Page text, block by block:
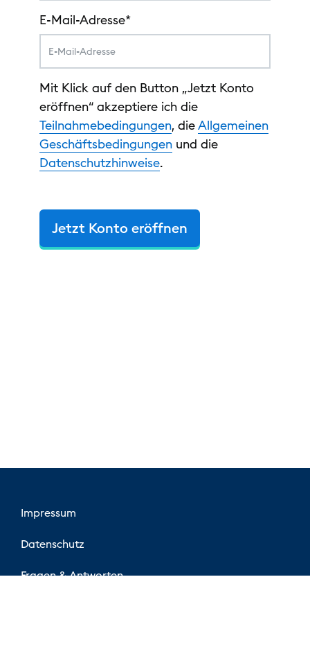
E-Mail-Adresse*
Mit Klick auf den Button „Jetzt Konto
eröffnen“ akzeptiere ich die
Teilnahmebedingungen, dieAllgemeinen
Geschäftsbedingungen und die
Datenschutzhinweise.
Jetzt Konto eröffnen
Impressum
Datenschutz
Fragen & Antworten